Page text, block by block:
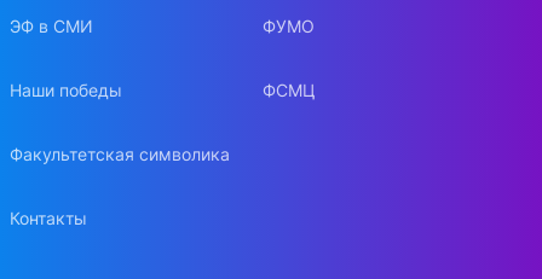
ЭФ в СМИ
Наши победы
Факультетская символика
Контакты
ФУМО
ФСМЦ